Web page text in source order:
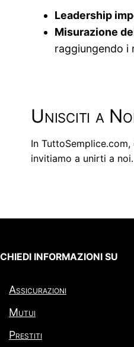
Leadership
Misurazione
raggiungendo i
Unisciti a
In
invitiamo a unirti a noi.
CHIEDI INFORMAZIONI SU
Assicurazioni
Mutui
Prestiti